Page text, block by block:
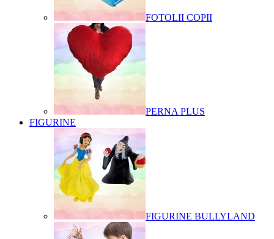
FOTOLII COPII
PERNA PLUS
FIGURINE
FIGURINE BULLYLAND